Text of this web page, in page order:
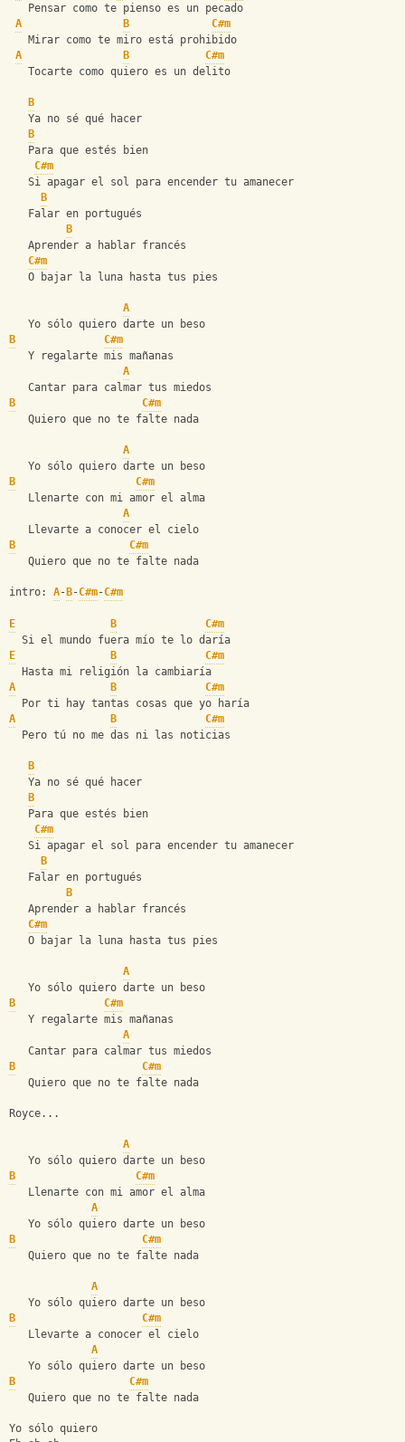
   Pensar como te pienso es un pecado
A
B
C#m
   Mirar como te miro está prohibido
A
B
C#m
   Tocarte como quiero es un delito
B
   Ya no sé qué hacer
B
   Para que estés bien
C#m
   Si apagar el sol para encender tu amanecer
B
   Falar en portugués
B
   Aprender a hablar francés
C#m
   O bajar la luna hasta tus pies
A
   Yo sólo quiero darte un beso
B
C#m
   Y regalarte mis mañanas
A
   Cantar para calmar tus miedos
B
C#m
   Quiero que no te falte nada
A
   Yo sólo quiero darte un beso
B
C#m
   Llenarte con mi amor el alma
A
   Llevarte a conocer el cielo
B
C#m
   Quiero que no te falte nada
intro: A- B-C#m-C#m
E B
C#m
  Si el mundo fuera mío te lo daría
E
B
C#m
  Hasta mi religión la cambiaría
A
B
C#m
  Por ti hay tantas cosas que yo haría
A
B
C#m
  Pero tú no me das ni las noticias
B
   Ya no sé qué hacer
B
   Para que estés bien
C#m
   Si apagar el sol para encender tu amanecer
B
   Falar en portugués
B
   Aprender a hablar francés
C#m
   O bajar la luna hasta tus pies
A
   Yo sólo quiero darte un beso
B
C#m
   Y regalarte mis mañanas
A
   Cantar para calmar tus miedos
B
C#m
   Quiero que no te falte nada
Royce...
A
   Yo sólo quiero darte un beso
B
C#m
   Llenarte con mi amor el alma
A
   Yo sólo quiero darte un beso
B
C#m
   Quiero que no te falte nada
A
   Yo sólo quiero darte un beso
B
C#m
   Llevarte a conocer el cielo
A
   Yo sólo quiero darte un beso
B
C#m
   Quiero que no te falte nada
Yo sólo quiero